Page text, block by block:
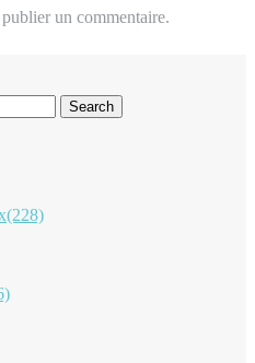
un commentaire.
(228)